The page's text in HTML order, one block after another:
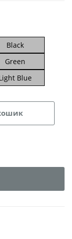
Black
Green
Blue